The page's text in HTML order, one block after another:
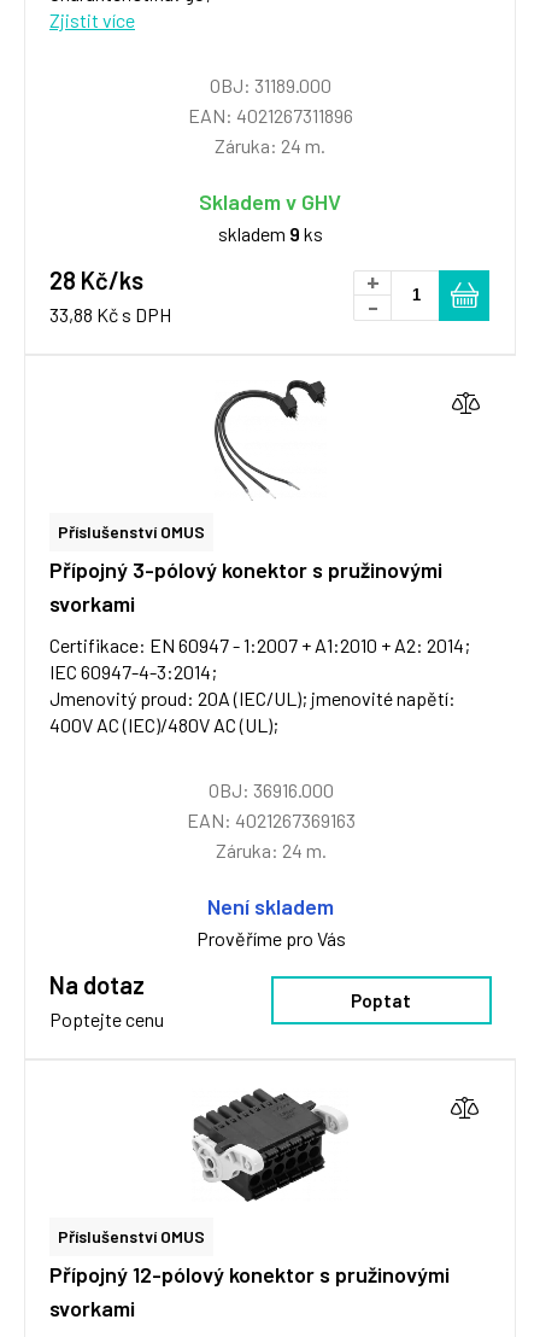
Zjistit více
OBJ: 31189.000
EAN: 4021267311896
Záruka: 24 m.
Skladem v GHV
skladem 9 ks
28 Kč/ks
33,88 Kč s DPH
+
-
Příslušenství OMUS
Přípojný 3-pólový konektor s pružinovými
svorkami
Certifikace: EN 60947 - 1:2007 + A1:2010 + A2: 2014;
IEC 60947-4-3:2014;
Jmenovitý proud: 20A (IEC/UL); jmenovité napětí:
400V AC (IEC)/480V AC (UL);
OBJ: 36916.000
EAN: 4021267369163
Záruka: 24 m.
Není skladem
Prověříme pro Vás
Na dotaz
Poptejte cenu
Poptat
Příslušenství OMUS
Přípojný 12-pólový konektor s pružinovými
svorkami